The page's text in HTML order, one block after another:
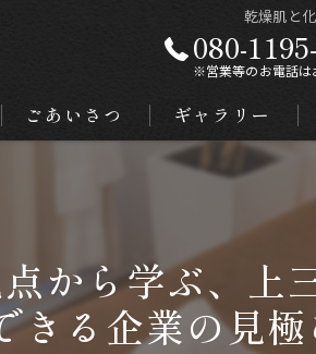
乾燥肌と
080-
※営業等のお電話は
ごあいさつ ギャラリー
から学ぶ、上
きる企業の見極